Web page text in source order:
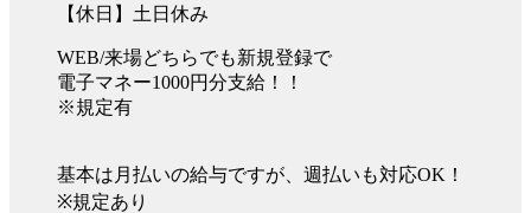
【休日】土日休み
WEB/来場どちらでも新規登録で
電子マネー1000円分支給！！
※規定有
基本は月払いの給与ですが、週払いも対応OK！
※規定あり